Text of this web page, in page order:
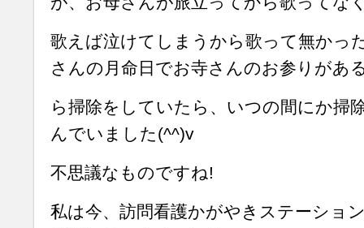
歌えば泣けてしまうから歌って無か
さんの月命日でお寺さんのお参りがあ
ら掃除をしていたら、いつの間にか掃
んでいました(^^)v
不思議なものですね!
私は今、訪問看護かがやきステーショ